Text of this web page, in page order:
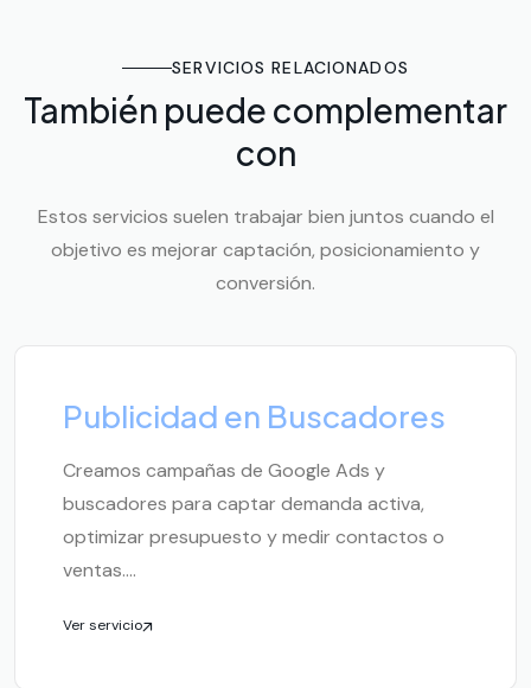
SERVICIOS RELACIONADOS
También puede complementar
con
Estos servicios suelen trabajar bien juntos cuando el
objetivo es mejorar captación, posicionamiento y
conversión.
Publicidad en Buscadores
Creamos campañas de Google Ads y
buscadores para captar demanda activa,
optimizar presupuesto y medir contactos o
ventas....
Ver servicio